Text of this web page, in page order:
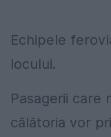
Echipele
locului.
Pasagerii care
călătoria vor